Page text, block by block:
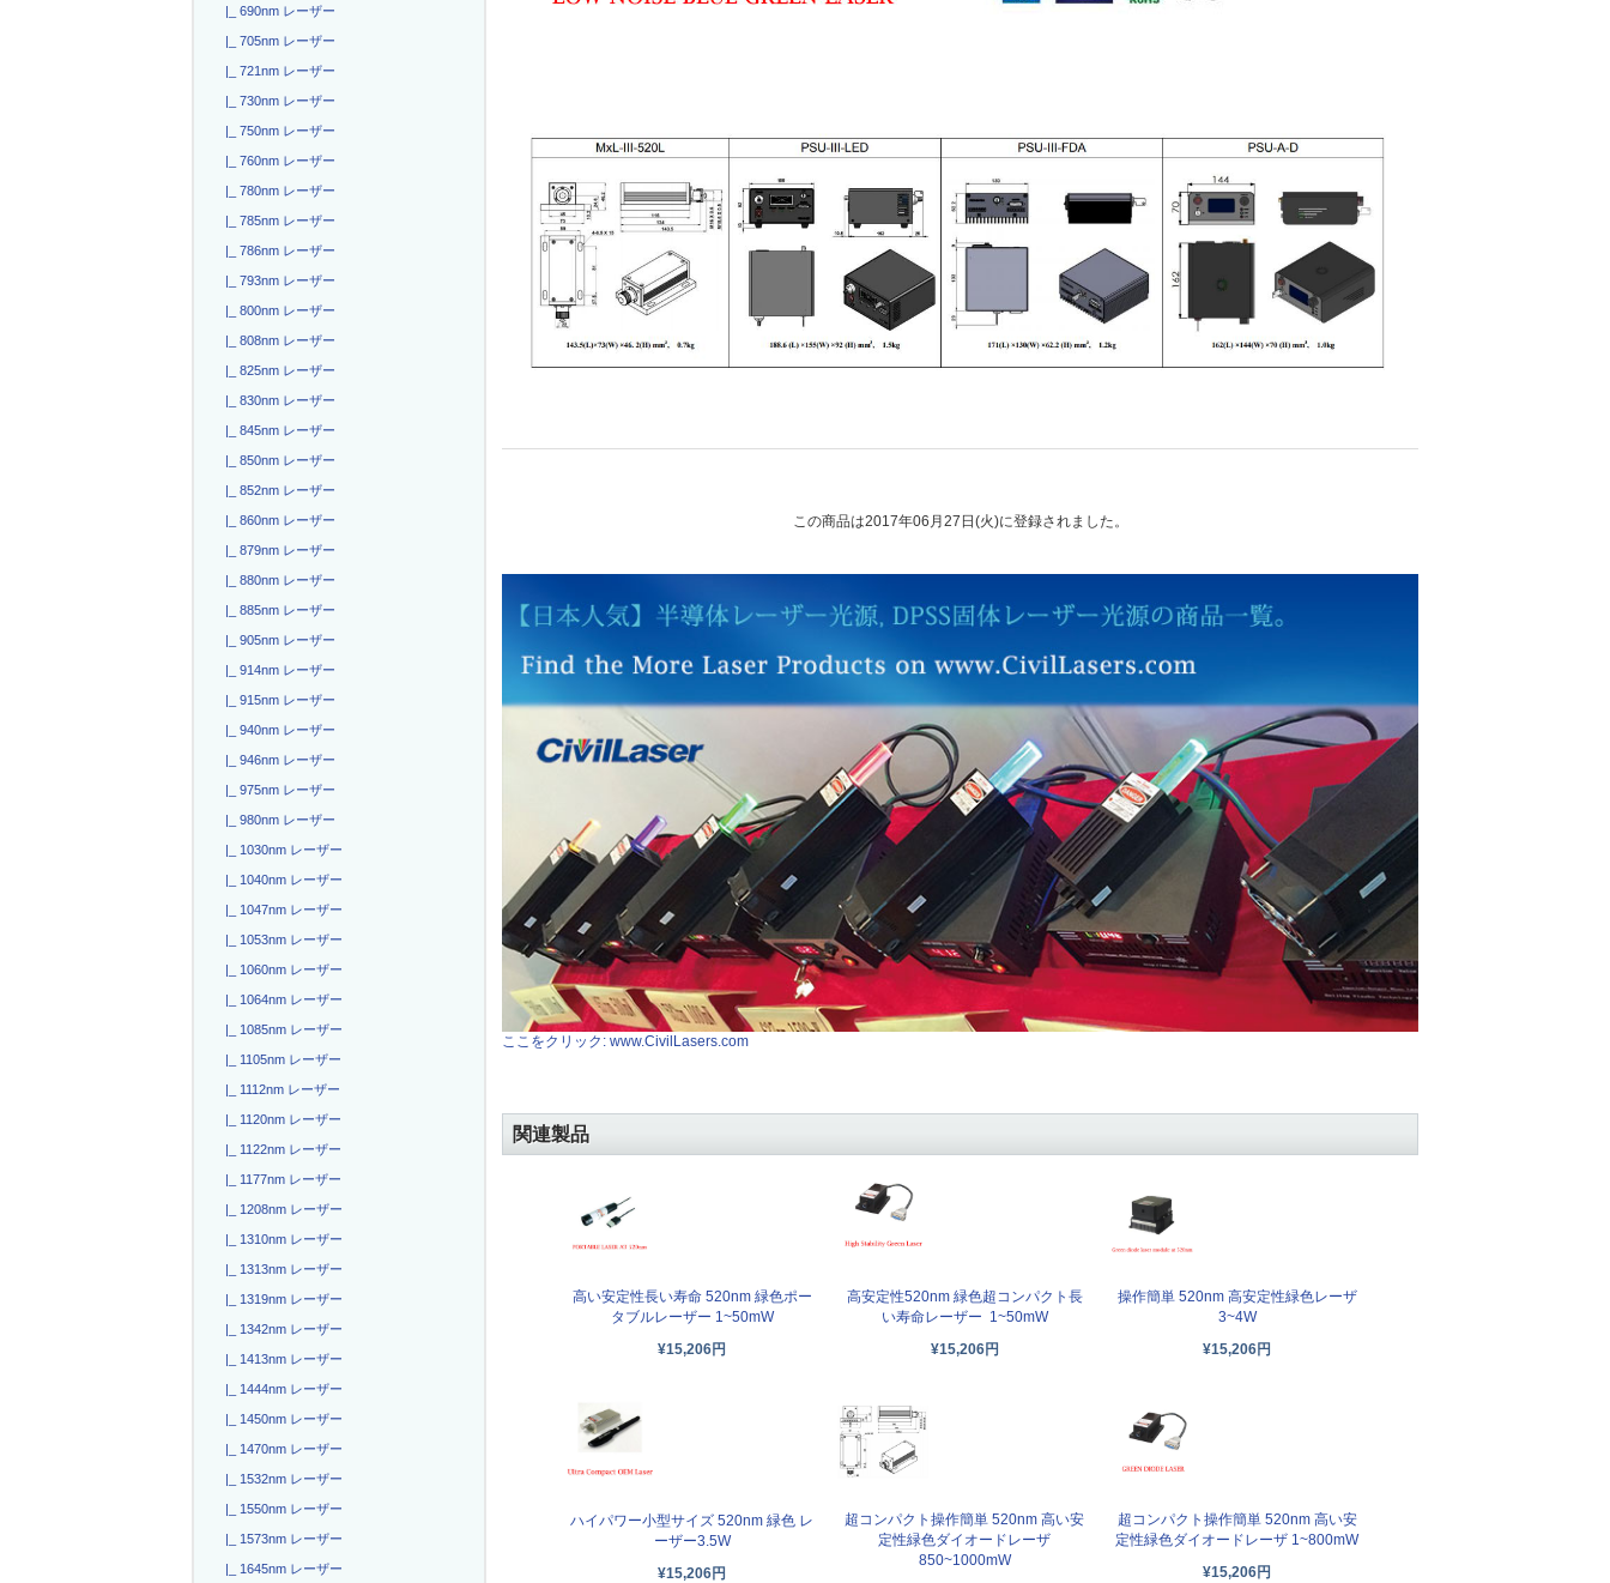
|_ 690nm レーザー
|_ 705nm レーザー
|_ 721nm レーザー
|_ 730nm レーザー
|_ 750nm レーザー
|_ 760nm レーザー
|_ 780nm レーザー
|_ 785nm レーザー
|_ 786nm レーザー
|_ 793nm レーザー
|_ 800nm レーザー
|_ 808nm レーザー
|_ 825nm レーザー
|_ 830nm レーザー
|_ 845nm レーザー
|_ 850nm レーザー
|_ 852nm レーザー
|_ 860nm レーザー
|_ 879nm レーザー
|_ 880nm レーザー
|_ 885nm レーザー
|_ 905nm レーザー
|_ 914nm レーザー
|_ 915nm レーザー
|_ 940nm レーザー
|_ 946nm レーザー
|_ 975nm レーザー
|_ 980nm レーザー
|_ 1030nm レーザー
|_ 1040nm レーザー
|_ 1047nm レーザー
|_ 1053nm レーザー
|_ 1060nm レーザー
|_ 1064nm レーザー
|_ 1085nm レーザー
|_ 1105nm レーザー
|_ 1112nm レーザー
|_ 1120nm レーザー
|_ 1122nm レーザー
|_ 1177nm レーザー
|_ 1208nm レーザー
|_ 1310nm レーザー
|_ 1313nm レーザー
|_ 1319nm レーザー
|_ 1342nm レーザー
|_ 1413nm レーザー
|_ 1444nm レーザー
|_ 1450nm レーザー
|_ 1470nm レーザー
|_ 1532nm レーザー
|_ 1550nm レーザー
|_ 1573nm レーザー
|_ 1645nm レーザー
この商品は2017年06月27日(火)に登録されました。
ここをクリック: www.CivilLasers.com
関連製品
高い安定性長い寿命 520nm 緑色ポー
タブルレーザー 1~50mW
¥15,206円
高安定性520nm 緑色超コンパクト長
い寿命レーザー 1~50mW
¥15,206円
操作簡単 520nm 高安定性緑色レーザ
3~4W
¥15,206円
ハイパワー小型サイズ 520nm 緑色 レ
ーザー3.5W
¥15,206円
超コンパクト操作簡単 520nm 高い安
定性緑色ダイオードレーザ
850~1000mW
超コンパクト操作簡単 520nm 高い安
定性緑色ダイオードレーザ 1~800mW
¥15,206円